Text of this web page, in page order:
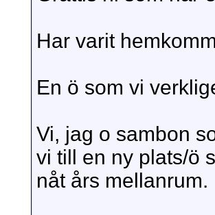
Har varit
En ö som vi
Vi, jag o sambon
vi till en ny plats/ö
nåt års mellanrum.